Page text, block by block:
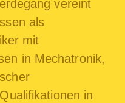
vereint
als
mit
in Mechatronik,
in